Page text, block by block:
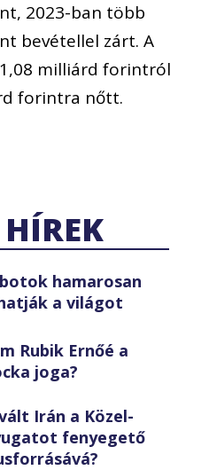
2023-ban több
bevétellel zárt. A
milliárd forintról
forintra nőtt.
hamarosan
a világot
Rubik Ernőé a
joga?
Irán a Közel-
fenyegető